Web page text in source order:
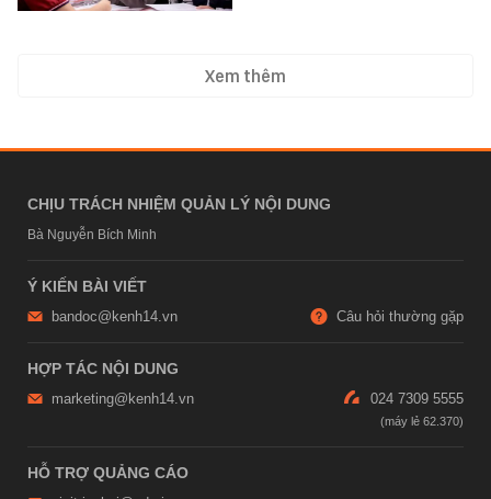
Xem thêm
CHỊU TRÁCH NHIỆM QUẢN LÝ NỘI DUNG
Bà Nguyễn Bích Minh
Ý KIẾN BÀI VIẾT
bandoc@kenh14.vn Câu hỏi thường gặp
HỢP TÁC NỘI DUNG
marketing@kenh14.vn 024 7309 5555
HỖ TRỢ QUẢNG CÁO